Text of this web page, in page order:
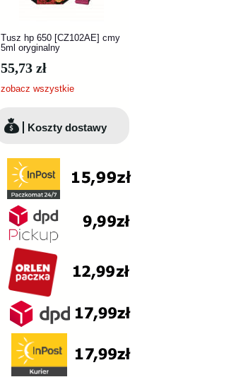
Tusz hp 650 [CZ102AE] cmy
5ml oryginalny
55,73 zł
zobacz wszystkie
Koszty dostawy